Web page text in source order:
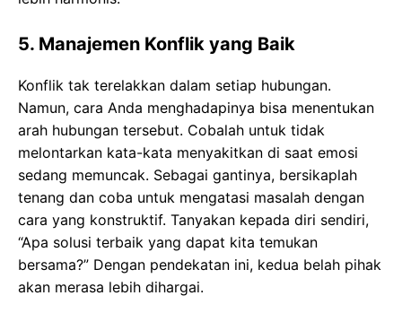
5. Manajemen Konflik yang Baik
Konflik tak terelakkan dalam setiap hubungan.
Namun, cara Anda menghadapinya bisa menentukan
arah hubungan tersebut. Cobalah untuk tidak
melontarkan kata-kata menyakitkan di saat emosi
sedang memuncak. Sebagai gantinya, bersikaplah
tenang dan coba untuk mengatasi masalah dengan
cara yang konstruktif. Tanyakan kepada diri sendiri,
“Apa solusi terbaik yang dapat kita temukan
bersama?” Dengan pendekatan ini, kedua belah pihak
akan merasa lebih dihargai.